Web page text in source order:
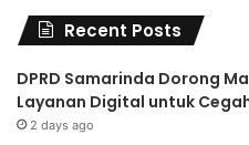
Recent Posts
DPRD Samarinda Dorong
Layanan Digital untuk
2 days ago